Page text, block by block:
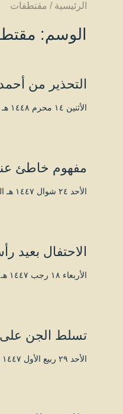
الرئيسية / مقتطفات
الوسم:
التحذير من
الأثنين ۱٤ محرم ۱٤٤۸ هـ الموافق ۲۹ يونيو ۲۰۲٦ مـ |
مفهوم خاطئ
الأحد ۲٤ شوال ۱٤٤۷ هـ الموافق ۱۲ أبريل ۲۰۲٦ مـ |
الاحتفال بعيد
الأربعاء ۱۸ رجب ۱٤٤۷ هـ الموافق ۷ يناير ۲۰۲٦ مـ |
تسلط الجن على
الأحد ۲۹ ربيع الأول ۱٤٤۷ هـ الموافق ۲۱ سبتمبر ۲۰۲۵ مـ |